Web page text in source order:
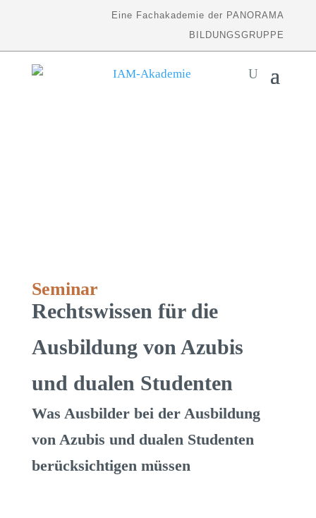
Eine Fachakademie der PANORAMA
BILDUNGSGRUPPE
Seminar
Rechtswissen für die
Ausbildung von Azubis
und dualen Studenten
Was Ausbilder bei der Ausbildung
von Azubis und dualen Studenten
berücksichtigen müssen